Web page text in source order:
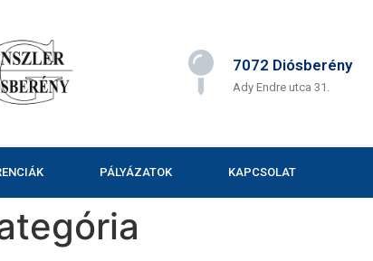
7072 Diósberény
Ady Endre utca 31.
PÁLYÁZATOK KAPCSOLAT